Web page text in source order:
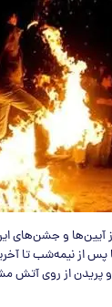
آیین‌ها و جشن‌های
پس از نیمه‌شب تا
پریدن از روی آتش